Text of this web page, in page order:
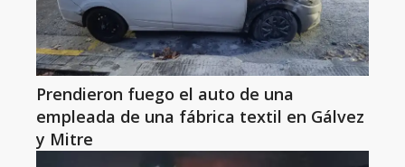
Prendieron fuego el auto de una
empleada de una fábrica textil en Gálvez
y Mitre